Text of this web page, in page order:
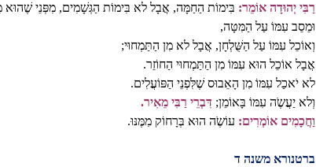
רַבִּי יְהוּדָה אוֹמֵר: בִּימוֹת הַחַמָּה, אֲבָל לא בִּימוֹת הַגְּשָׁמִים, מִפְּנֵי שֶׁהוּא
וּמֵסֵב עִמּוֹ עַל הַמִּטָּה,
וְאוֹכֵל עִמּוֹ עַל הַשֻּׁלְחָן, אֲבָל לא מִן הַתַּמְחוּי;
אֲבָל אוֹכֵל הוּא עִמּוֹ מִן הַתַּמְחוּי הַחוֹזֵר.
לא יֹאכַל עִמּוֹ מִן הָאֵבוּס שֶׁלִּפְנֵי הַפּוֹעֲלִים.
וְלא יַעֲשֶֹה עִמּוֹ בָּאוֹמֵן; דִּבְרֵי רַבִּי מֵאִיר.
וַחֲכָמִים אוֹמְרִים: עוֹשֶֹה הוּא בְּרָחוֹק מִמֶּנּוּ.
ברטנורא משנה ד